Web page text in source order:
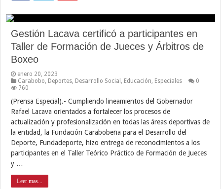
Gestión Lacava certificó a participantes en
Taller de Formación de Jueces y Árbitros de
Boxeo
enero 20, 2023
Carabobo Deportes Desarrollo Social Educación Especiales
0
760
(Prensa Especial).- Cumpliendo lineamientos del Gobernador
Rafael Lacava orientados a fortalecer los procesos de
actualización y profesionalización en todas las áreas deportivas de
la entidad, la Fundación Carabobeña para el Desarrollo del
Deporte, Fundadeporte, hizo entrega de reconocimientos a los
participantes en el Taller Teórico Práctico de Formación de Jueces
y …
Leer mas...